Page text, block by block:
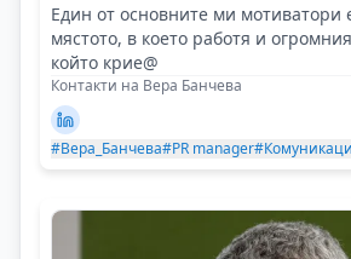
Един от основните ми мотиватори
мястото, в което работя и
който крие@
Контакти на Вера Банчева
#Вера_Банчева#PR manager